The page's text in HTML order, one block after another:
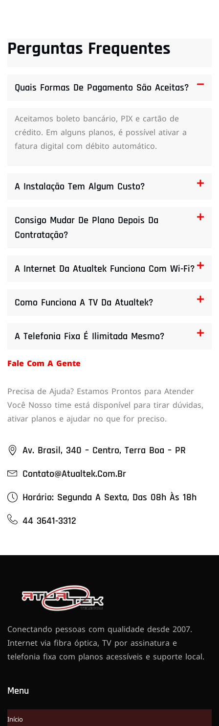
Perguntas Frequentes
Quais Formas De Pagamento São Aceitas?
Aceitamos boleto bancário, PIX e cartão de
crédito. Em alguns planos, é possível ativar a
fatura digital com débito automático.
A Instalação Tem Algum Custo?
Consigo Mudar De Plano Depois Da
Contratação?
A Internet Da Atualtek Funciona Com Wi-Fi?
Como Funciona A TV Da Atualtek?
A Telefonia Fixa É Ilimitada Mesmo?
Fale Com A Gente
Precisa de Ajuda? Estamos Prontos para Atender
Você Nosso time está disponível para tirar dúvidas,
ativar planos e ajudar no que for preciso.
Av. Brasil, 340 – Centro, Terra Boa – PR
Contato@atualtek.com.br
Horário: Segunda A Sexta, Das 08h Às 18h
44 3641-3312
Conectando pessoas com qualidade desde 2007.
Internet via fibra óptica, TV por assinatura e
telefonia fixa com planos acessíveis e suporte local.
Menu
Início